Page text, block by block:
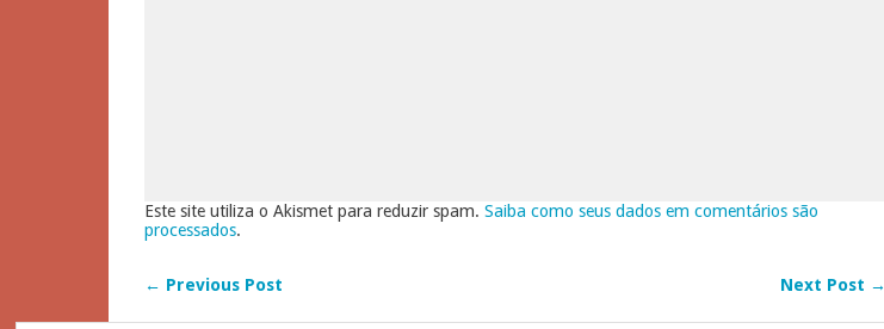
Este site utiliza o Akismet para reduzir spam. Saiba como seus dados em comentários são
processados.
← Previous Post Next Post →